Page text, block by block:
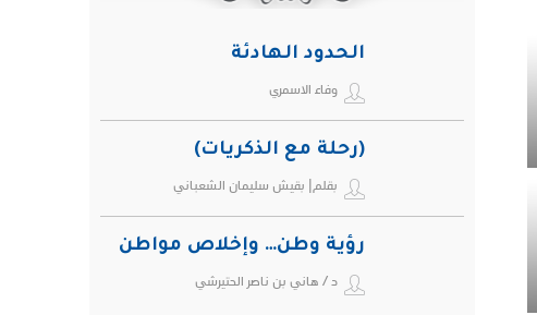
الحدود الهادئة
وفاء الاسمري
(رحلة مع الذكريات)
بقلم| بقيش سليمان الشعباني
رؤية وطن… وإخلاص مواطن
د / هاني بن ناصر الحتيرشي